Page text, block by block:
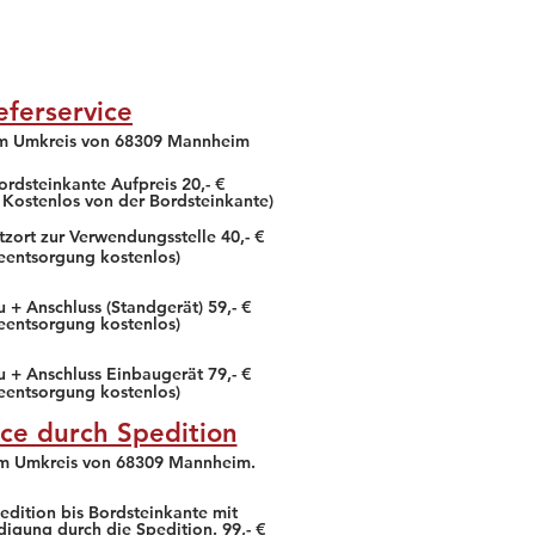
Umkreis von 68309 Mannheim
Aufpreis 20,- €
von der Bordsteinkante)
zur Verwendungsstelle 40,- €
kostenlos)
+ Anschluss (Standgerät) 59,- €
kostenlos)
+ Anschluss Einbaugerät 79,- €
kostenlos)
durch Spedition
Umkreis von 68309 Mannheim.
bis Bordsteinkante mit
durch die Spedition. 99,- €